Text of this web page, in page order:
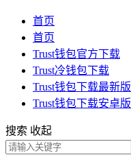
首页
首页
Trust钱包官方下载
Trust冷钱包下载
Trust钱包下载最新版
Trust钱包下载安卓版
搜索 收起